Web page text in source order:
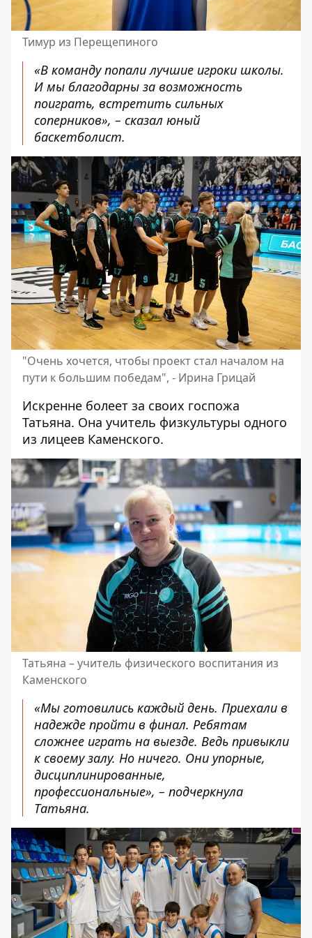
Тимур из Перещепиного
«В команду попали лучшие игроки школы.
И мы благодарны за возможность
поиграть, встретить сильных
соперников», – сказал юный
баскетболист.
"Очень хочется, чтобы проект стал началом на
пути к большим победам", - Ирина Грицай
Искренне болеет за своих госпожа
Татьяна. Она учитель физкультуры одного
из лицеев Каменского.
Татьяна – учитель физического воспитания из
Каменского
«Мы готовились каждый день. Приехали в
надежде пройти в финал. Ребятам
сложнее играть на выезде. Ведь привыкли
к своему залу. Но ничего. Они упорные,
дисциплинированные,
профессиональные», – подчеркнула
Татьяна.